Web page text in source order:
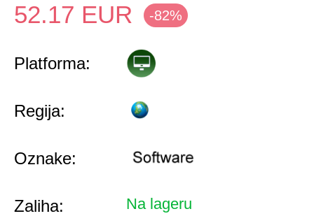
52.17 EUR -82%
Platforma:
Regija:
Oznake:
Zaliha: Na lageru